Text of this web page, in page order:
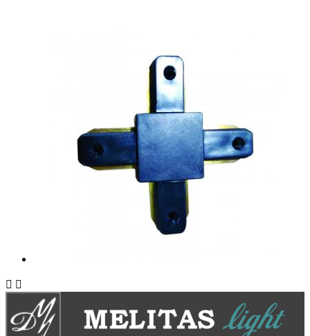
 